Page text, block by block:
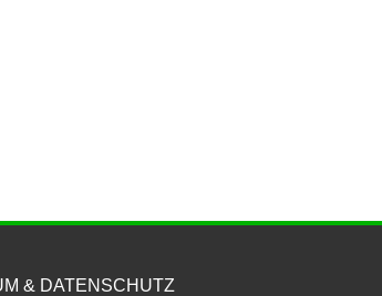
& DATENSCHUTZ